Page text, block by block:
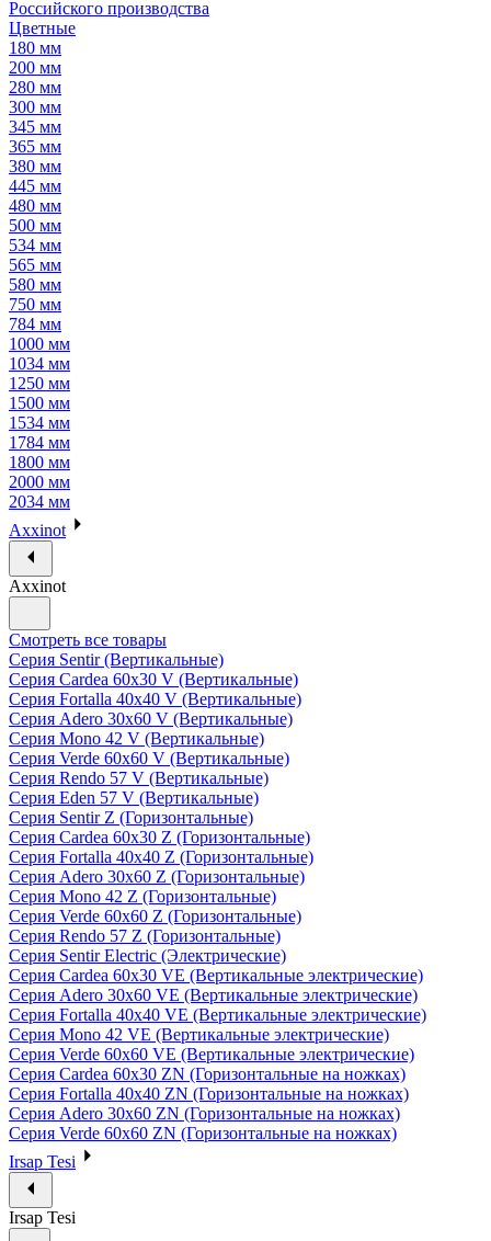
Российского производства
Цветные
180 мм
200 мм
280 мм
300 мм
345 мм
365 мм
380 мм
445 мм
480 мм
500 мм
534 мм
565 мм
580 мм
750 мм
784 мм
1000 мм
1034 мм
1250 мм
1500 мм
1534 мм
1784 мм
1800 мм
2000 мм
2034 мм
Axxinot
Axxinot
Смотреть все товары
Серия Sentir (Вертикальные)
Серия Cardea 60х30 V (Вертикальные)
Серия Fortalla 40х40 V (Вертикальные)
Серия Adero 30х60 V (Вертикальные)
Серия Mono 42 V (Вертикальные)
Серия Verde 60х60 V (Вертикальные)
Серия Rendo 57 V (Вертикальные)
Серия Eden 57 V (Вертикальные)
Серия Sentir Z (Горизонтальные)
Серия Cardea 60х30 Z (Горизонтальные)
Серия Fortalla 40х40 Z (Горизонтальные)
Серия Adero 30х60 Z (Горизонтальные)
Серия Mono 42 Z (Горизонтальные)
Серия Verde 60х60 Z (Горизонтальные)
Серия Rendo 57 Z (Горизонтальные)
Серия Sentir Electric (Электрические)
Серия Cardea 60х30 VE (Вертикальные электрические)
Серия Adero 30х60 VE (Вертикальные электрические)
Серия Fortalla 40х40 VE (Вертикальные электрические)
Серия Mono 42 VE (Вертикальные электрические)
Серия Verde 60х60 VE (Вертикальные электрические)
Серия Cardea 60х30 ZN (Горизонтальные на ножках)
Серия Fortalla 40х40 ZN (Горизонтальные на ножках)
Серия Adero 30х60 ZN (Горизонтальные на ножках)
Серия Verde 60х60 ZN (Горизонтальные на ножках)
Irsap Tesi
Irsap Tesi